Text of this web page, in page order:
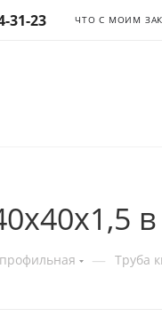
31-23 ЧТО С МОИМ
— Труба